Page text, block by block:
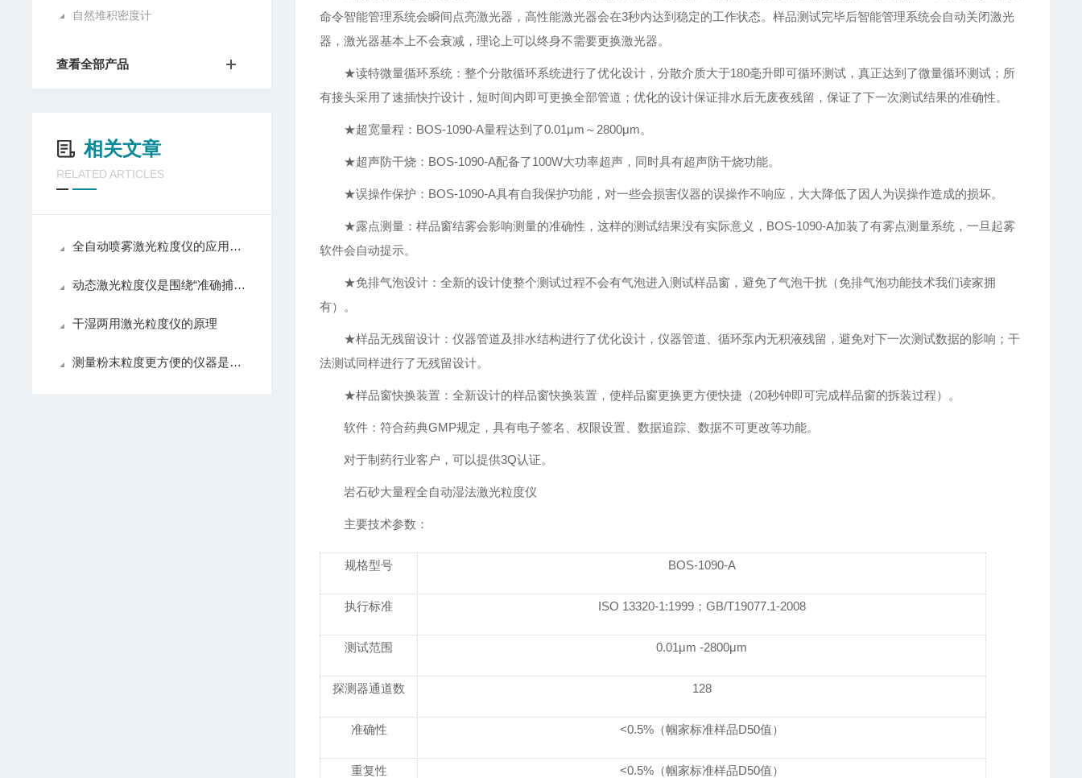
自然堆积密度计
查看全部产品
相关文章
RELATED ARTICLES
全自动喷雾激光粒度仪的应用场景已渗透至工业生产的每一个环节
动态激光粒度仪是围绕“准确捕捉散射光信号”展开工作的
干湿两用激光粒度仪的原理
测量粉末粒度更方便的仪器是什么样的，不要再选错了
命令智能管理系统会瞬间点亮激光器，高性能激光器会在3秒内达到稳定的工作状态。样品测试完毕后智能管理系统会自动关闭激光
器，激光器基本上不会衰减，理论上可以终身不需要更换激光器。
★读特微量循环系统：整个分散循环系统进行了优化设计，分散介质大于180毫升即可循环测试，真正达到了微量循环测试；所
有接头采用了速插快拧设计，短时间内即可更换全部管道；优化的设计保证排水后无废夜残留，保证了下一次测试结果的准确性。
★超宽量程：BOS-1090-A量程达到了0.01μm～2800μm。
★超声防干烧：BOS-1090-A配备了100W大功率超声，同时具有超声防干烧功能。
★误操作保护：BOS-1090-A具有自我保护功能，对一些会损害仪器的误操作不响应，大大降低了因人为误操作造成的损坏。
★露点测量：样品窗结雾会影响测量的准确性，这样的测试结果没有实际意义，BOS-1090-A加装了有雾点测量系统，一旦起雾
软件会自动提示。
★免排气泡设计：全新的设计使整个测试过程不会有气泡进入测试样品窗，避免了气泡干扰（免排气泡功能技术我们读家拥
有）。
★样品无残留设计：仪器管道及排水结构进行了优化设计，仪器管道、循环泵内无积液残留，避免对下一次测试数据的影响；干
法测试同样进行了无残留设计。
★样品窗快换装置：全新设计的样品窗快换装置，使样品窗更换更方便快捷（20秒钟即可完成样品窗的拆装过程）。
软件：符合药典GMP规定，具有电子签名、权限设置、数据追踪、数据不可更改等功能。
对于制药行业客户，可以提供3Q认证。
岩石砂大量程全自动湿法激光粒度仪
主要技术参数：
规格型号 BOS-1090-A
执行标准 ISO 13320-1:1999；GB/T19077.1-2008
测试范围 0.01μm -2800μm
探测器通道数 128
准确性 <0.5%（帼家标准样品D50值）
重复性 <0.5%（帼家标准样品D50值）